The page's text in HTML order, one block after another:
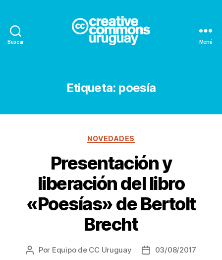
Buscar Menú
Etiqueta: poesía
Categorías
NOVEDADES
Presentación y
liberación del libro
«Poesías» de Bertolt
Brecht
Autor
Por Equipo de CC Uruguay
Fecha03/08/2017